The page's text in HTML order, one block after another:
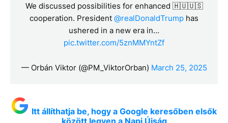
We discussed possibilities for enhanced 🇭🇺🇺🇸
cooperation. President @realDonaldTrump has
ushered in a new era in…
pic.twitter.com/5znMMYntZf
— Orbán Viktor (@PM_ViktorOrban) March 25, 2025
Itt állíthatja be, hogy a Google keresőben elsők
között legyen a Napi Újság